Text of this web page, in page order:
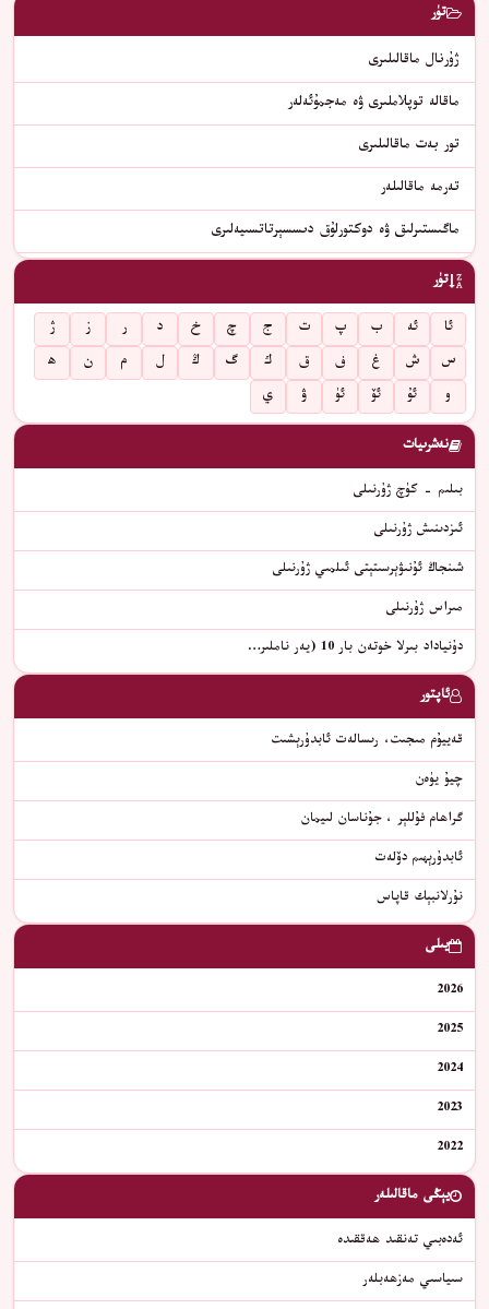
تۈر
ژۇرنال ماقالىلىرى
ماقالە توپلاملىرى ۋە مەجمۇئەلەر
تور بەت ماقالىلىرى
تەرمە ماقالىلەر
ماگىستىرلىق ۋە دوكتورلۇق دىسسېرتاتسىيەلىرى
تۈر
ئا ئە ب پ ت ج چ خ د ر ز
ژ
س
ش غ ف ق ك گ ڭ ل م ن
ھ
و
ئۇ ئۆ ئۈ ۋ ي
نەشرىيات
بىلىم - كۈچ ژۇرنىلى
ئىزدىنىش ژۇرنىلى
شىنجاڭ ئۇنىۋېرسىتېتى ئىلمىي ژۇرنىلى
مىراس ژۇرنىلى
دۇنياداد بىرلا خوتەن بار 10 (يەر ناملىر…
ئاپتور
قەييۇم مىجىت، رىسالەت ئابدۇرېشىت
چيۇ يۈەن
گراھام فۇللېر ، جۇناسان لىيمان
ﺋﺎﺑﺪﯗﺭﯦﮫﯩﻢ ﺩﯙﻟﻪﺕ
نۇرلانبېك قاپاس
يىلى
2026
2025
2024
2023
2022
يېڭى ماقالىلەر
ئەدەبىي تەنقىد ھەققىدە
سىياسىي مەزھەبلەر